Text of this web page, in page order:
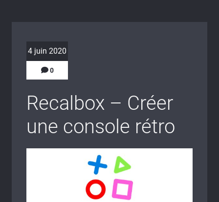
4 juin 2020
0
Recalbox – Créer
une console rétro